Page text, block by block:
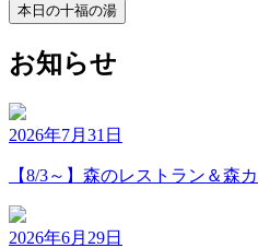
本日の十福の湯
お知らせ
2026年7月31日
【8/3～】森のレストラン＆森
2026年6月29日